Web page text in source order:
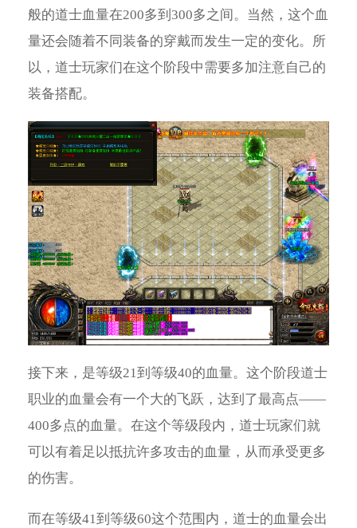
般的道士血量在200多到300多之间。当然，这个血
量还会随着不同装备的穿戴而发生一定的变化。所
以，道士玩家们在这个阶段中需要多加注意自己的
装备搭配。
接下来，是等级21到等级40的血量。这个阶段道士
职业的血量会有一个大的飞跃，达到了最高点——
400多点的血量。在这个等级段内，道士玩家们就
可以有着足以抵抗许多攻击的血量，从而承受更多
的伤害。
而在等级41到等级60这个范围内，道士的血量会出